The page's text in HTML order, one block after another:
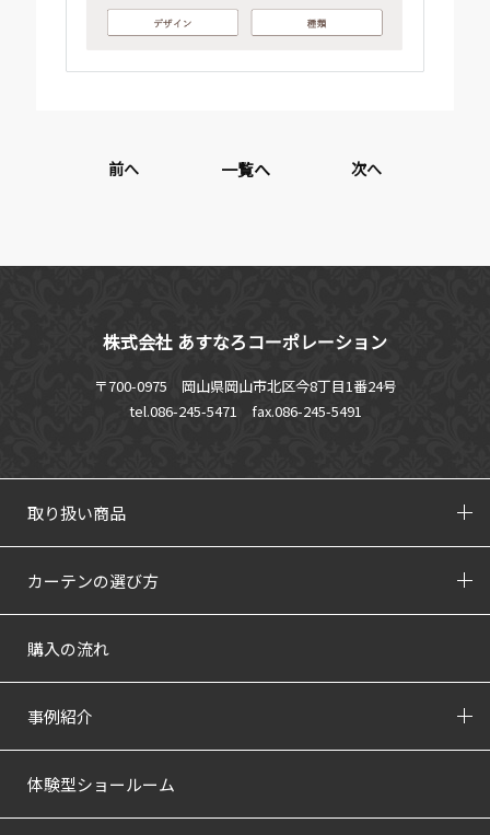
前へ 一覧へ 次へ
株式会社 あすなろコーポレーション
〒700-0975 岡山県岡山市北区今8丁目1番24号
tel.086-245-5471
fax.086-245-5491
取り扱い商品
カーテンの選び方
購入の流れ
事例紹介
体験型ショールーム